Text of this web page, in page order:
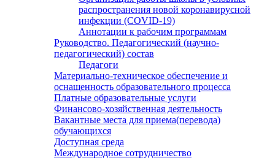
распространения новой коронавирусной
инфекции (CОVID-19)
Аннотации к рабочим программам
Руководство. Педагогический (научно-
педагогический) состав
Педагоги
Материально-техническое обеспечение и
оснащенность образовательного процесса
Платные образовательные услуги
Финансово-хозяйственная деятельность
Вакантные места для приема(перевода)
обучающихся
Доступная среда
Международное сотрудничество